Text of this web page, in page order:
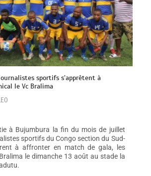
sportifs s’apprêtent à
le Vc Bralima
à Bujumbura la fin du mois de juillet
sportifs du Congo section du Sud-
à affronter en match de gala, les
le dimanche 13 août au stade la